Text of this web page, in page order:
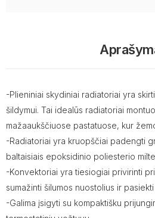
-Plieniniai skydiniai radiatoriai yra
šildymui. Tai idealūs radiatoriai
mažaaukščiuose pastatuose, kur
-Radiatoriai yra kruopščiai padengti
baltaisiais epoksidinio poliesterio
-Konvektoriai yra tiesiogiai privirinti
sumažinti šilumos nuostolius ir pasiekti
-Galima įsigyti su kompaktišku